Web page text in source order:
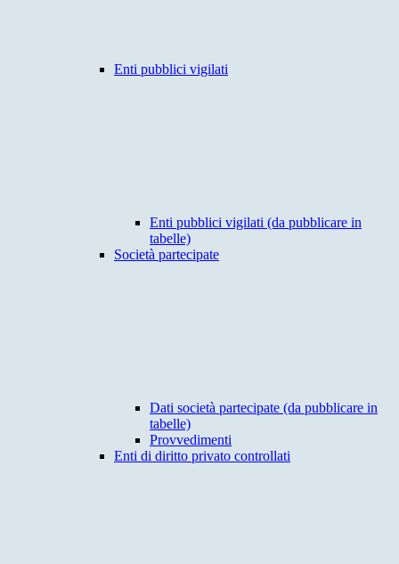
Enti pubblici vigilati
Enti pubblici vigilati (da pubblicare in
tabelle)
Società partecipate
Dati società partecipate (da pubblicare in
tabelle)
Provvedimenti
Enti di diritto privato controllati